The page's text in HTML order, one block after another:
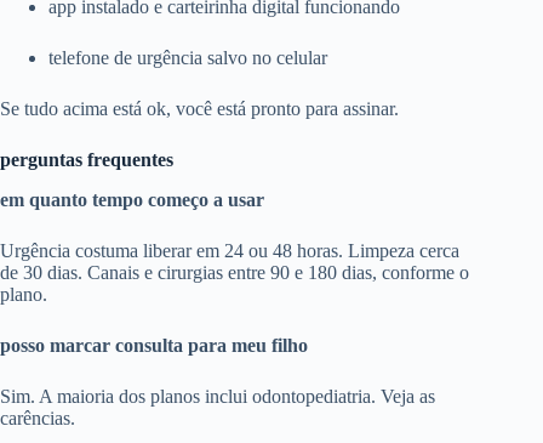
app instalado e carteirinha digital funcionando
telefone de urgência salvo no celular
Se tudo acima está ok, você está pronto para assinar.
perguntas frequentes
em quanto tempo começo a usar
Urgência costuma liberar em 24 ou 48 horas. Limpeza cerca
de 30 dias. Canais e cirurgias entre 90 e 180 dias, conforme o
plano.
posso marcar consulta para meu filho
Sim. A maioria dos planos inclui odontopediatria. Veja as
carências.